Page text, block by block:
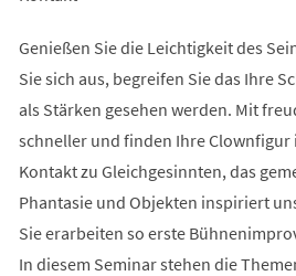
Genießen Sie die Leichtigkeit des
Sie sich aus, begreifen Sie das Ihre
als Stärken gesehen werden. Mit
schneller und finden Ihre Clownfigur
Kontakt zu Gleichgesinnten, das
Phantasie und Objekten inspiriert
Sie erarbeiten so erste
In diesem Seminar stehen die